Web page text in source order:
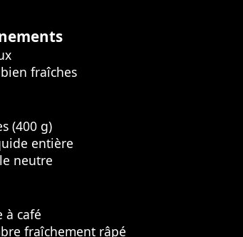
fraîches
(400 g)
entière
neutre
à café
fraîchement râpé